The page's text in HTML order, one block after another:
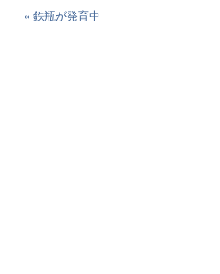
« 鉄瓶が発育中